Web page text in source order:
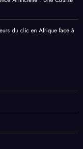
du clic en Afrique face à